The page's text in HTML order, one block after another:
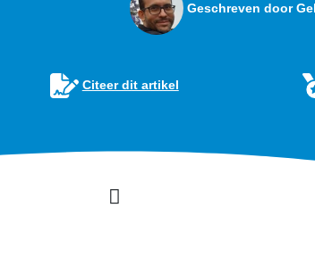
Geschreven door
Citeer dit artikel